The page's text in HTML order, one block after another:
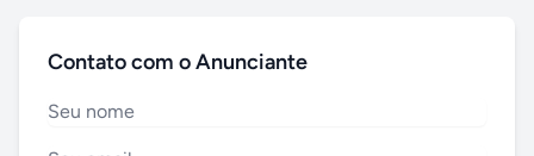
Contato com o Anunciante